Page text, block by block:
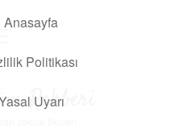
Anasayfa
Politikası
Uyarı
Rehberi